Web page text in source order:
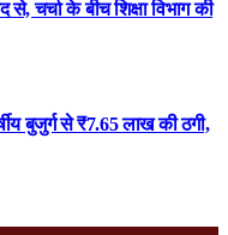
से, चर्चा के बीच शिक्षा विभाग की
बुजुर्ग से ₹7.65 लाख की ठगी,